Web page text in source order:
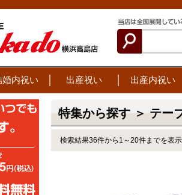
婚内祝い 出産祝い 出産内祝い
特集から探す ＞ テー
検索結果36件から1～20件までを表示